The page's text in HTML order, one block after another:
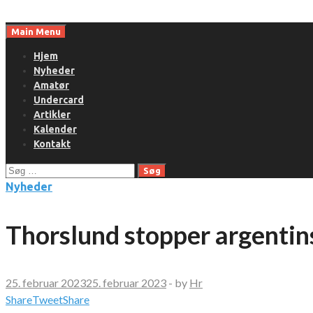
toMain Menu
Hjem
Nyheder
Amatør
Undercard
Artikler
Kalender
Kontakt
Søg
efter:
Nyheder
Thorslund stopper
25. februar 202325. februar 2023 - by Hr
ShareTweetShare